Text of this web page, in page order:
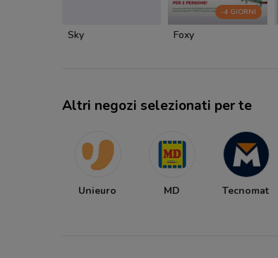
Sky
-4 GIORNI
Foxy
Altri negozi selezionati per te
Unieuro MD Tecnomat